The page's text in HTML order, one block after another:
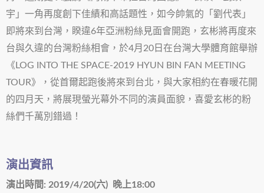
宇」一角再度創下佳績和高話題性，如今帥氣的「劉代表」
即將來到台灣，睽違6年亞洲粉絲見面會開跑，玄彬將再度來
台與久違的台灣粉絲相會，於4月20日在台灣大學體育館舉辦
《LOG INTO THE SPACE-2019 HYUN BIN FAN MEETING
TOUR》，從首爾起跑後將來到台北，與大家相約在春暖花開
的四月天，將展現螢光幕外不同的演員面貌，喜愛玄彬的粉
絲們千萬別錯過！
演出資訊
演出時間: 2019/4/20(六) 晚上18:00